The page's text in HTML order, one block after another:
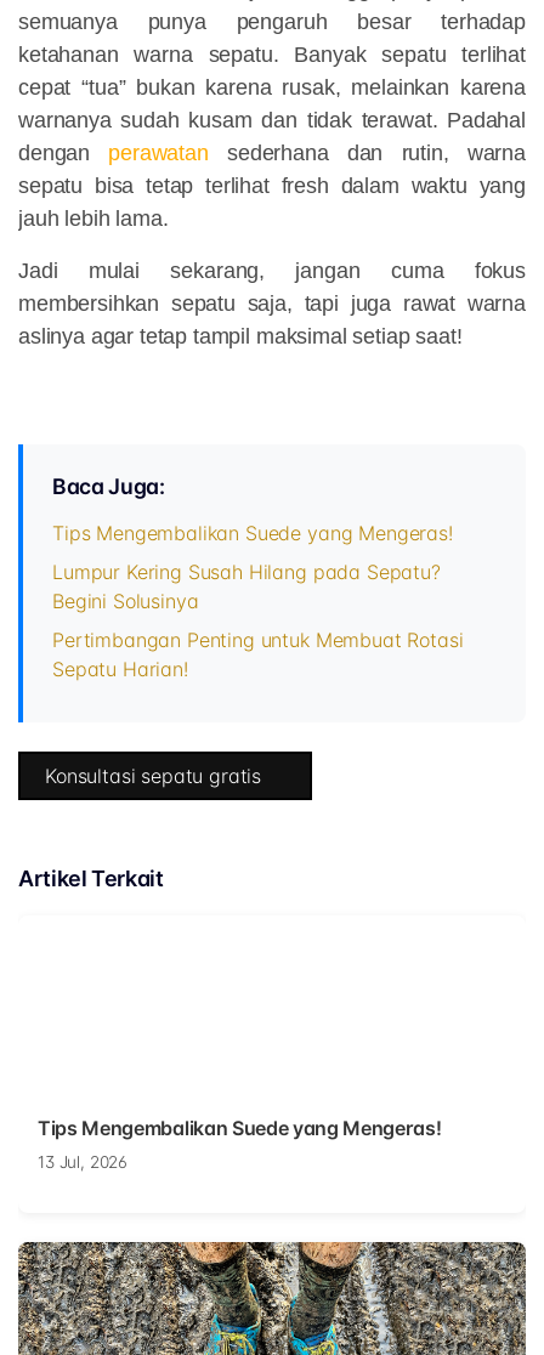
semuanya punya pengaruh besar terhadap
ketahanan warna sepatu. Banyak sepatu terlihat
cepat “tua” bukan karena rusak, melainkan karena
warnanya sudah kusam dan tidak terawat. Padahal
dengan perawatan sederhana dan rutin, warna
sepatu bisa tetap terlihat fresh dalam waktu yang
jauh lebih lama.
Jadi mulai sekarang, jangan cuma fokus
membersihkan sepatu saja, tapi juga rawat warna
aslinya agar tetap tampil maksimal setiap saat!
Baca Juga:
Tips Mengembalikan Suede yang Mengeras!
Lumpur Kering Susah Hilang pada Sepatu?
Begini Solusinya
Pertimbangan Penting untuk Membuat Rotasi
Sepatu Harian!
Konsultasi sepatu gratis
Artikel Terkait
Tips Mengembalikan Suede yang Mengeras!
13 Jul, 2026